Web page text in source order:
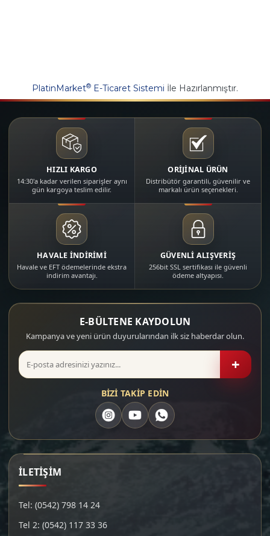
PlatinMarket® E-Ticaret Sistemi İle Hazırlanmıştır.
HIZLI KARGO
14:30'a kadar verilen siparişler aynı
gün kargoya teslim edilir.
ORİJİNAL ÜRÜN
Distribütör garantili, güvenilir ve
markalı ürün seçenekleri.
HAVALE İNDİRİMİ
Havale ve EFT ödemelerinde ekstra
indirim avantajı.
GÜVENLİ ALIŞVERİŞ
256bit SSL sertifikası ile güvenli
ödeme altyapısı.
E-BÜLTENE KAYDOLUN
Kampanya ve yeni ürün duyurularından ilk siz haberdar olun.
+
BİZİ TAKİP EDİN
İLETİŞİM
Tel: (0542) 798 14 24
Tel 2: (0542) 117 33 36